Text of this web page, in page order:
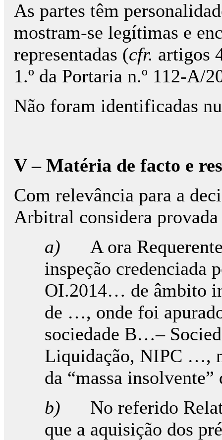
As partes têm
mostram-se legítimas e
representadas (cfr. artigos
1.º da Portaria n.º 112-A/
Não foram identificadas
V – Matéria de facto e
Com relevância para a
Arbitral considera
a) A ora
inspeção credenciada
OI.2014… de âmbito
de …, onde foi
sociedade B…–
Liquidação, NIPC …,
da “massa
b) No referido
que a aquisição dos